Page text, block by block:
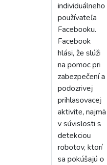
individuálneho
používateľa
Facebooku.
Facebook
hlási, že slúži
na pomoc pri
zabezpečení a
podozrivej
prihlasovacej
aktivite, najmä
v súvislosti s
detekciou
robotov, ktorí
sa pokúšajú o